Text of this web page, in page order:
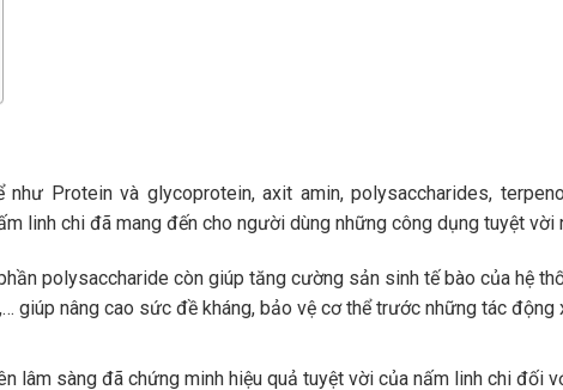
Protein và glycoprotein, axit amin, polysaccharides,
linh chi đã mang đến cho người dùng những công dụng tuyệt vời
polysaccharide còn giúp tăng cường sản sinh tế bào của hệ
giúp nâng cao sức đề kháng, bảo vệ cơ thể trước những tác động
lâm sàng đã chứng minh hiệu quả tuyệt vời của nấm linh chi đối